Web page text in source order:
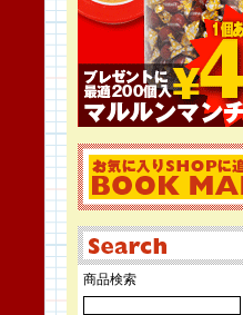
商品検索